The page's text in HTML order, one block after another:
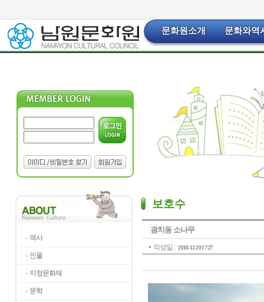
문화원소개 문화와역
역사
인물
지정문화재
문학
보호수
광치동 소나무
작성일 : 2010-12-20 17:27